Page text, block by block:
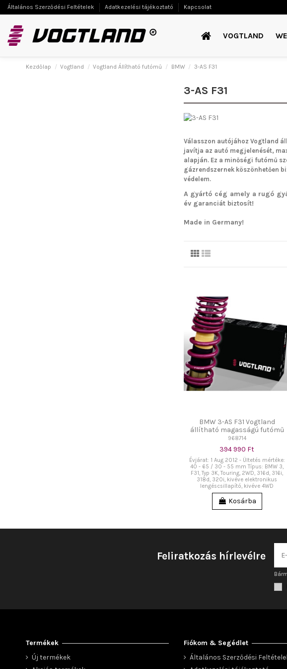
Általános Szerződési Feltételek Adatkezelési tájékoztató Kapcsolat
VOGTLAND
Kezdőlap Vogtland Vogtland Állítható futómű BMW 3-AS F31
3-AS F31
Válasszon autójához Vogtland
javítja az autó megjelenését,
alapján. Ez a minőségi futómű
gázrendszernek köszönhetően
védelem.
A gyártó cég amely a rugó
év garanciát biztosít!
Made in Germany!
BMW 3-AS F31 Vogtland
állítható magasságú futómű
968714
394 990 Ft
Évjárat: 1 Aug 2012 - Ültetés mértéke:
40 - 65 / 30 - 55 mm Típus: BMW 3,
F31, Typ 3K, Touring, 2WD, 316d, 316i,
318d, 320i, kivéve elektronikus
lengéscsillapító, kivéve 4WD
Kosárba
Feliratkozás hírlevélre
Termékek
Új termékek
Fiókom & Segédlet
Általános Szerződési